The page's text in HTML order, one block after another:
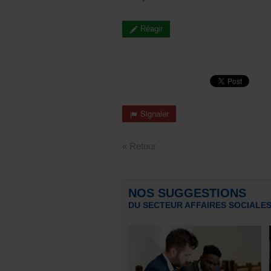
Réagir
Signaler
« Retour
NOS SUGGESTIONS
DU SECTEUR AFFAIRES SOCIALES